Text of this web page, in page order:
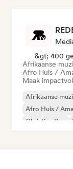
&gt; 400
Afrikaanse
Afro Huis /
Maak
Afrikaanse
Afro Huis /
Christian Rap